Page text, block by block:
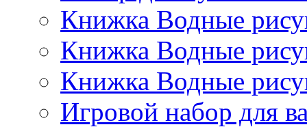
Книжка Водные
Книжка Водные
Книжка Водные
Игровой набор для